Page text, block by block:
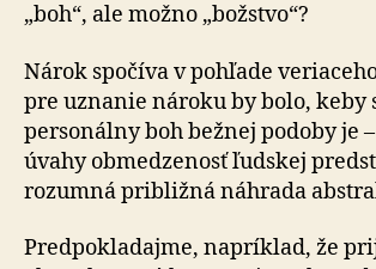
„boh“, ale možno „božstvo“?
Nárok spočíva v pohľade
pre uznanie nároku by bolo, keby
personálny boh bežnej podoby je
úvahy obmedzenosť ľudskej
rozumná približná náhrada
Predpokladajme, napríklad, že